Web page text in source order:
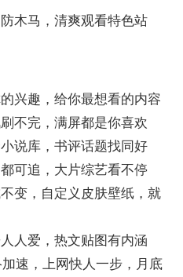
马，清爽观看特色站
趣，给你最想看的内容
完，满屏都是你喜欢
库，书评话题找同好
追，大片综艺看不停
，自定义皮肤壁纸，就
爱，热文贴图有内涵
，上网快人一步，月底